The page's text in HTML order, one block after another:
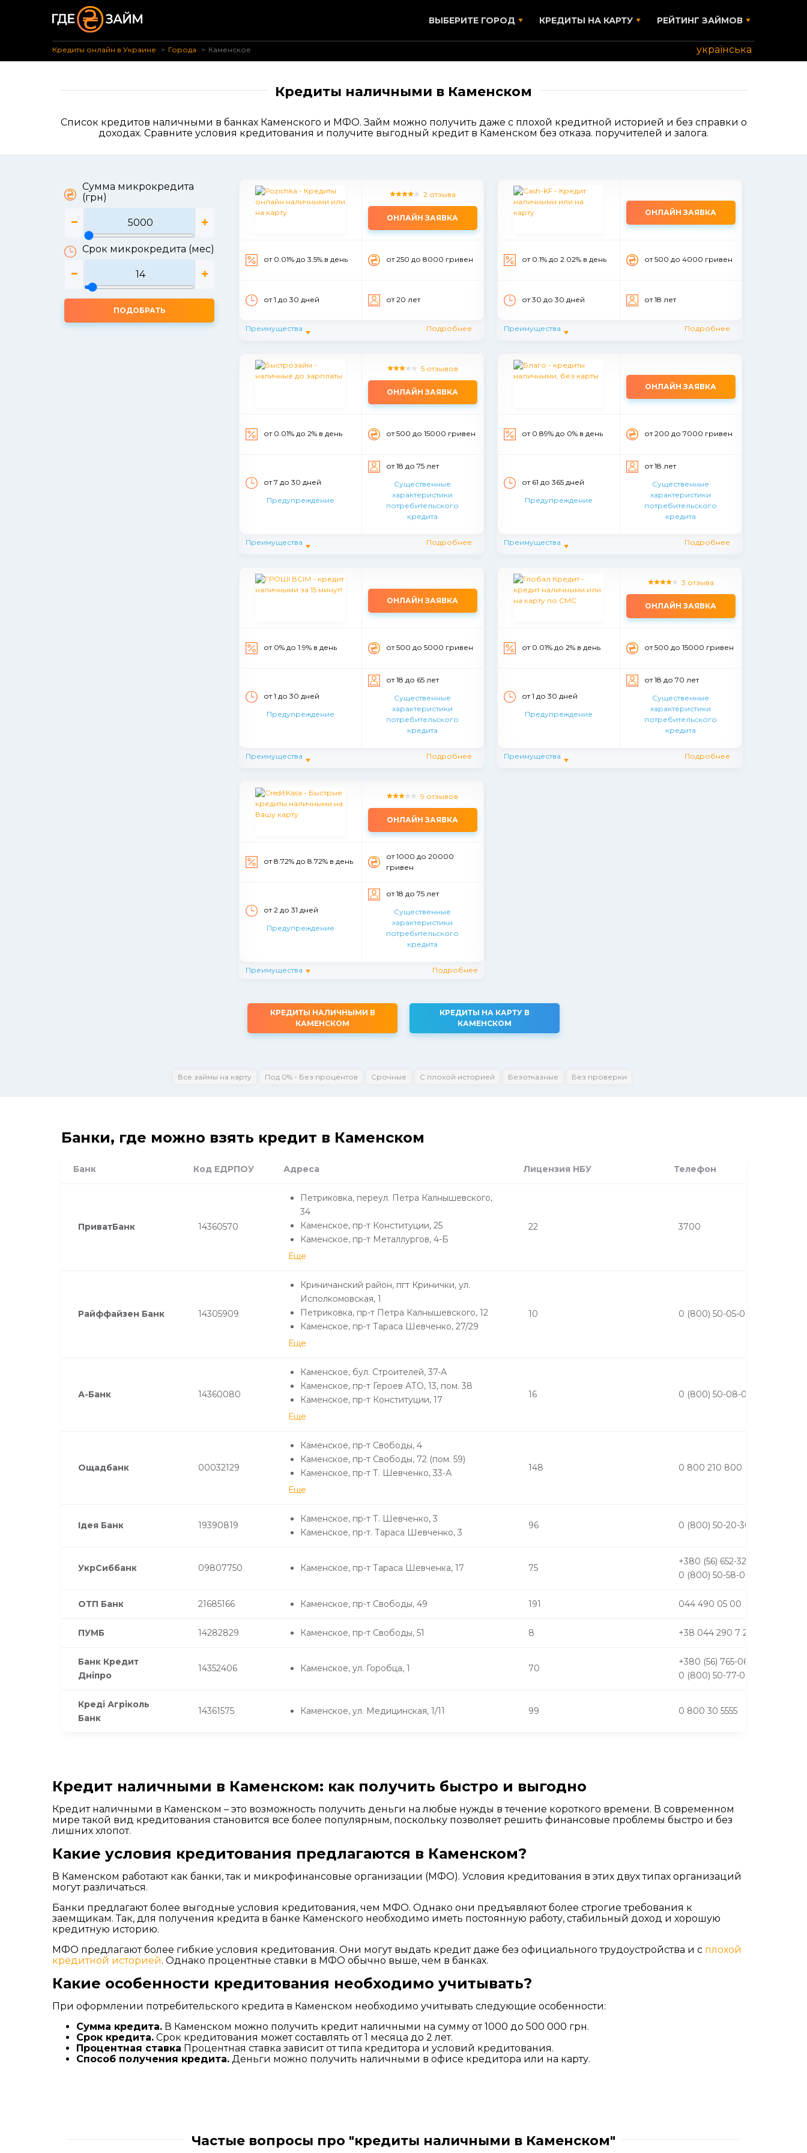
ВЫБЕРИТЕ ГОРОД КРЕДИТЫ НА КАРТУ РЕЙТИНГ ЗАЙМОВ
Кредиты онлайн в Украине Города Каменское українська
Кредиты наличными в Каменском
Список кредитов наличными в банках Каменского и МФО. Займ можно получить даже с плохой кредитной историей и без справки о
доходах. Сравните условия кредитования и получите выгодный кредит в Каменском без отказа. поручителей и залога.
Сумма микрокредита
(грн)
Срок микрокредита (мес)
ПОДОБРАТЬ
2 отзыва
ОНЛАЙН ЗАЯВКА
от 0.01% до 3.5% в день от 250 до 8000 гривен
от 1 до 30 дней от 20 лет
Преимущества Подробнее
ОНЛАЙН ЗАЯВКА
от 0.1% до 2.02% в день от 500 до 4000 гривен
от 30 до 30 дней от 18 лет
Преимущества Подробнее
5 отзывов
ОНЛАЙН ЗАЯВКА
от 0.01% до 2% в день от 500 до 15000 гривен
от 7 до 30 дней
Предупреждение
от 18 до 75 лет
Существенные
характеристики
потребительского
кредита
Преимущества Подробнее
ОНЛАЙН ЗАЯВКА
от 0.89% до 0% в день от 200 до 7000 гривен
от 61 до 365 дней
Предупреждение
от 18 лет
Существенные
характеристики
потребительского
кредита
Преимущества Подробнее
ОНЛАЙН ЗАЯВКА
от 0% до 1.9% в день от 500 до 5000 гривен
от 1 до 30 дней
Предупреждение
от 18 до 65 лет
Существенные
характеристики
потребительского
кредита
Преимущества Подробнее
3 отзыва
ОНЛАЙН ЗАЯВКА
от 0.01% до 2% в день от 500 до 15000 гривен
от 1 до 30 дней
Предупреждение
от 18 до 70 лет
Существенные
характеристики
потребительского
кредита
Преимущества Подробнее
9 отзывов
ОНЛАЙН ЗАЯВКА
от 8.72% до 8.72% в день
от 1000 до 20000
гривен
от 2 до 31 дней
Предупреждение
от 18 до 75 лет
Существенные
характеристики
потребительского
кредита
Преимущества Подробнее
КРЕДИТЫ НАЛИЧНЫМИ В
КАМЕНСКОМ
КРЕДИТЫ НА КАРТУ В
КАМЕНСКОМ
Все займы на карту Под 0% - Без процентов Срочные С плохой историей Безотказные Без проверки
Банки, где можно взять кредит в Каменском
Банк Код ЕДРПОУ Адреса Лицензия НБУ Телефон
ПриватБанк 14360570
Петриковка, переул. Петра Калнышевского,
34
Каменское, пр-т Конституции, 25
Каменское, пр-т Металлургов, 4-Б
Еще
22 3700
Райффайзен Банк 14305909
Криничанский район, пгт Кринички, ул.
Исполкомовская, 1
Петриковка, пр-т Петра Калнышевского, 12
Каменское, пр-т Тараса Шевченко, 27/29
Еще
10 0 (800) 50-05-00
А-Банк 14360080
Каменское, бул. Строителей, 37-А
Каменское, пр-т Героев АТО, 13, пом. 38
Каменское, пр-т Конституции, 17
Еще
16 0 (800) 50-08-09
Ощадбанк 00032129
Каменское, пр-т Свободы, 4
Каменское, пр-т Свободы, 72 (пом. 59)
Каменское, пр-т Т. Шевченко, 33-А
Еще
148 0 800 210 800
Ідея Банк 19390819
Каменское, пр-т Т. Шевченко, 3
Каменское, пр-т. Тараса Шевченко, 3
96 0 (800) 50-20-30
УкрСиббанк 09807750 Каменское, пр-т Тараса Шевченка, 17 75
+380 (56) 652-32-98,
0 (800) 50-58-00
ОТП Банк 21685166 Каменское, пр-т Свободы, 49 191 044 490 05 00
ПУМБ 14282829 Каменское, пр-т Свободы, 51 8 +38 044 290 7 290
Банк Кредит
Дніпро
14352406 Каменское, ул. Горобца, 1 70
+380 (56) 765-06-56,
0 (800) 50-77-00
Креді Агріколь
Банк
14361575 Каменское, ул. Медицинская, 1/11 99 0 800 30 5555
Кредит наличными в Каменском: как получить быстро и выгодно
Кредит наличными в Каменском – это возможность получить деньги на любые нужды в течение короткого времени. В современном
мире такой вид кредитования становится все более популярным, поскольку позволяет решить финансовые проблемы быстро и без
лишних хлопот.
Какие условия кредитования предлагаются в Каменском?
В Каменском работают как банки, так и микрофинансовые организации (МФО). Условия кредитования в этих двух типах организаций
могут различаться.
Банки предлагают более выгодные условия кредитования, чем МФО. Однако они предъявляют более строгие требования к
заемщикам. Так, для получения кредита в банке Каменского необходимо иметь постоянную работу, стабильный доход и хорошую
кредитную историю.
МФО предлагают более гибкие условия кредитования. Они могут выдать кредит даже без официального трудоустройства и с плохой
кредитной историей. Однако процентные ставки в МФО обычно выше, чем в банках.
Какие особенности кредитования необходимо учитывать?
При оформлении потребительского кредита в Каменском необходимо учитывать следующие особенности:
Сумма кредита. В Каменском можно получить кредит наличными на сумму от 1000 до 500 000 грн.
Срок кредита. Срок кредитования может составлять от 1 месяца до 2 лет.
Процентная ставка Процентная ставка зависит от типа кредитора и условий кредитования.
Способ получения кредита. Деньги можно получить наличными в офисе кредитора или на карту.
Частые вопросы про "кредиты наличными в Каменском"